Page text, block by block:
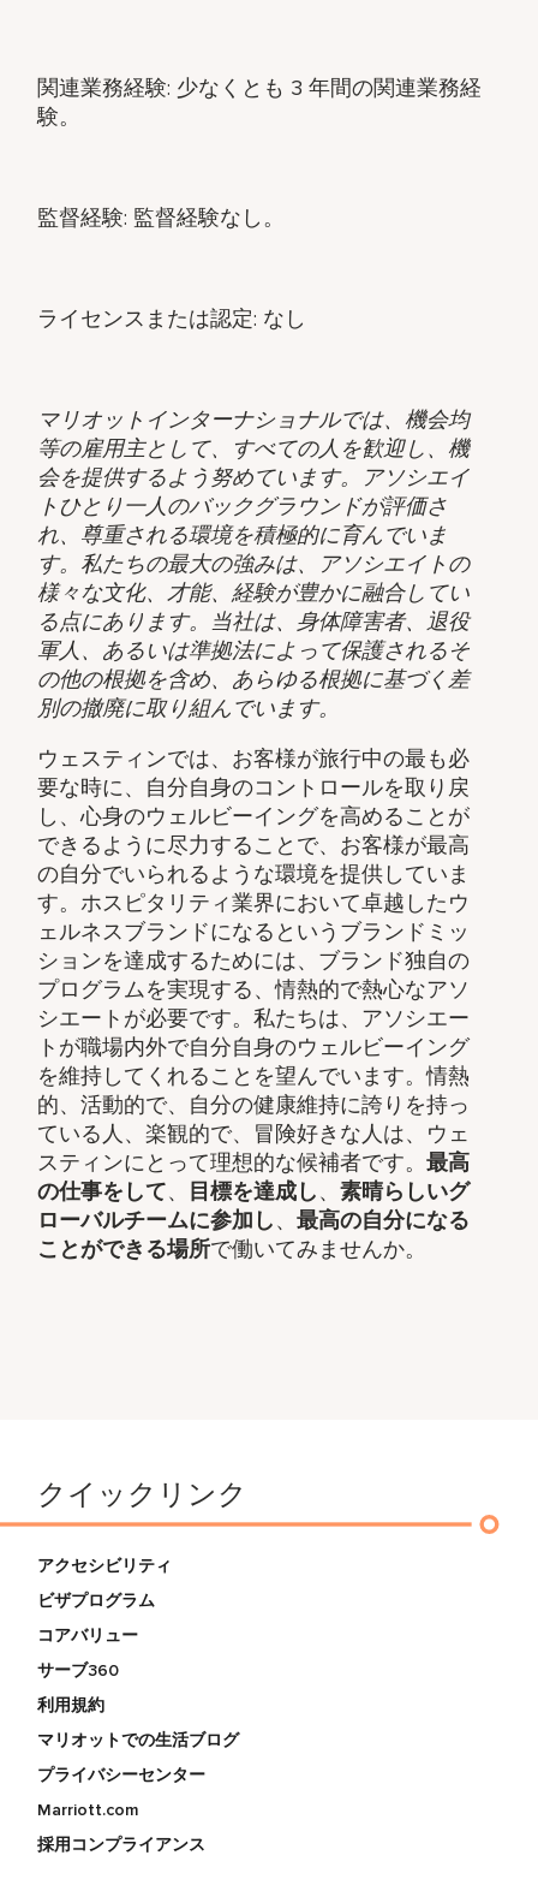
関連業務経験: 少なくとも 3 年間の関連業務経
験。
監督経験: 監督経験なし。
ライセンスまたは認定: なし
マリオットインターナショナルでは、機会均
等の雇用主として、すべての人を歓迎し、機
会を提供するよう努めています。アソシエイ
トひとり一人のバックグラウンドが評価さ
れ、尊重される環境を積極的に育んでいま
す。私たちの最大の強みは、アソシエイトの
様々な文化、才能、経験が豊かに融合してい
る点にあります。当社は、身体障害者、退役
軍人、あるいは準拠法によって保護されるそ
の他の根拠を含め、あらゆる根拠に基づく差
別の撤廃に取り組んでいます。
ウェスティンでは、お客様が旅行中の最も必
要な時に、自分自身のコントロールを取り戻
し、心身のウェルビーイングを高めることが
できるように尽力することで、お客様が最高
の自分でいられるような環境を提供していま
す。ホスピタリティ業界において卓越したウ
ェルネスブランドになるというブランドミッ
ションを達成するためには、ブランド独自の
プログラムを実現する、情熱的で熱心なアソ
シエートが必要です。私たちは、アソシエー
トが職場内外で自分自身のウェルビーイング
を維持してくれることを望んでいます。情熱
的、活動的で、自分の健康維持に誇りを持っ
ている人、楽観的で、冒険好きな人は、ウェ
スティンにとって理想的な候補者です。最高
の仕事をして、 目標を達成し、素晴らしいグ
ローバルチームに参加し、最高の自分になる
ことができる場所で働いてみませんか。
クイックリンク
アクセシビリティ
ビザプログラム
コアバリュー
サーブ360
利用規約
マリオットでの生活ブログ
プライバシーセンター
Marriott.com
採用コンプライアンス